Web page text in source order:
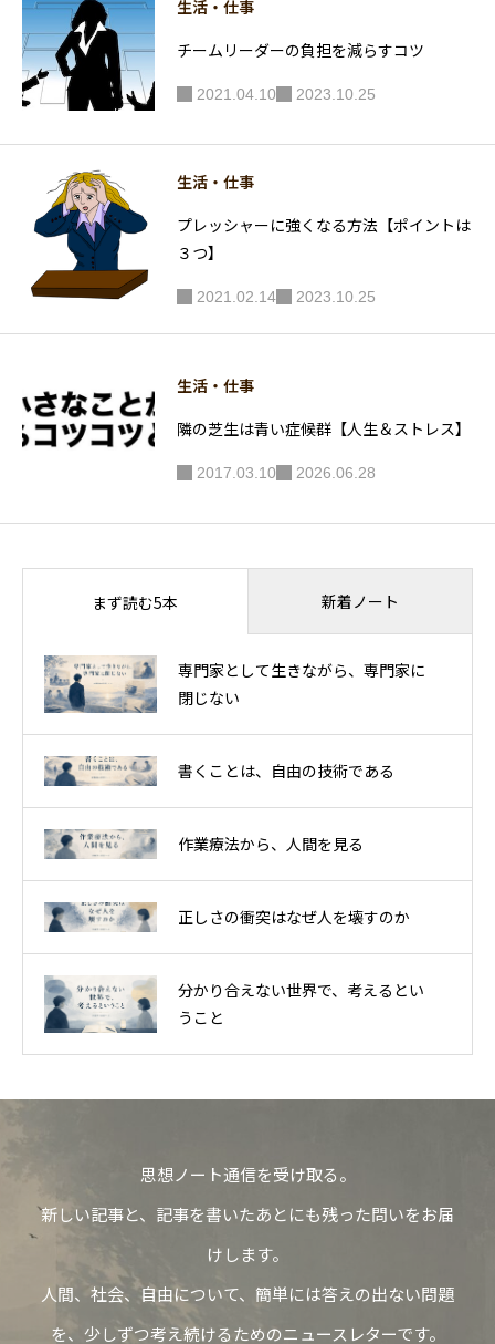
生活・仕事
チームリーダーの負担を減らすコツ
2021.04.10 2023.10.25
生活・仕事
プレッシャーに強くなる方法【ポイントは
３つ】
2021.02.14 2023.10.25
生活・仕事
隣の芝生は青い症候群【人生＆ストレス】
2017.03.10 2026.06.28
まず読む5本 新着ノート
専門家として生きながら、専門家に
閉じない
書くことは、自由の技術である
作業療法から、人間を見る
正しさの衝突はなぜ人を壊すのか
分かり合えない世界で、考えるとい
うこと
思想ノート通信を受け取る。
新しい記事と、記事を書いたあとにも残った問いをお届
けします。
人間、社会、自由について、簡単には答えの出ない問題
を、少しずつ考え続けるためのニュースレターです。